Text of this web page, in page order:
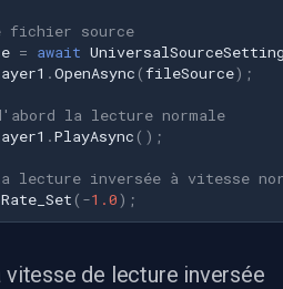
source
= await
.OpenAsync (fileSource);
la lecture normale
.PlayAsync ();
lecture inversée à vitesse
Rate_Set ( -1.0);
vitesse de lecture inversée